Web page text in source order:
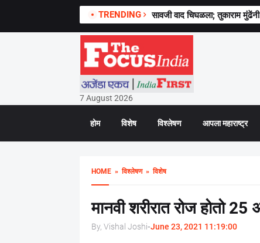
TRENDING सावजी वाद चिघळला; तुकाराम
7 August 2026
होम विशेष विश्लेषण आपला महाराष्ट्र
HOME» विश्लेषण» विशेष
मानवी शरीरात रोज होतो
By, Vishal Joshi-June 23, 2021 11:19:00